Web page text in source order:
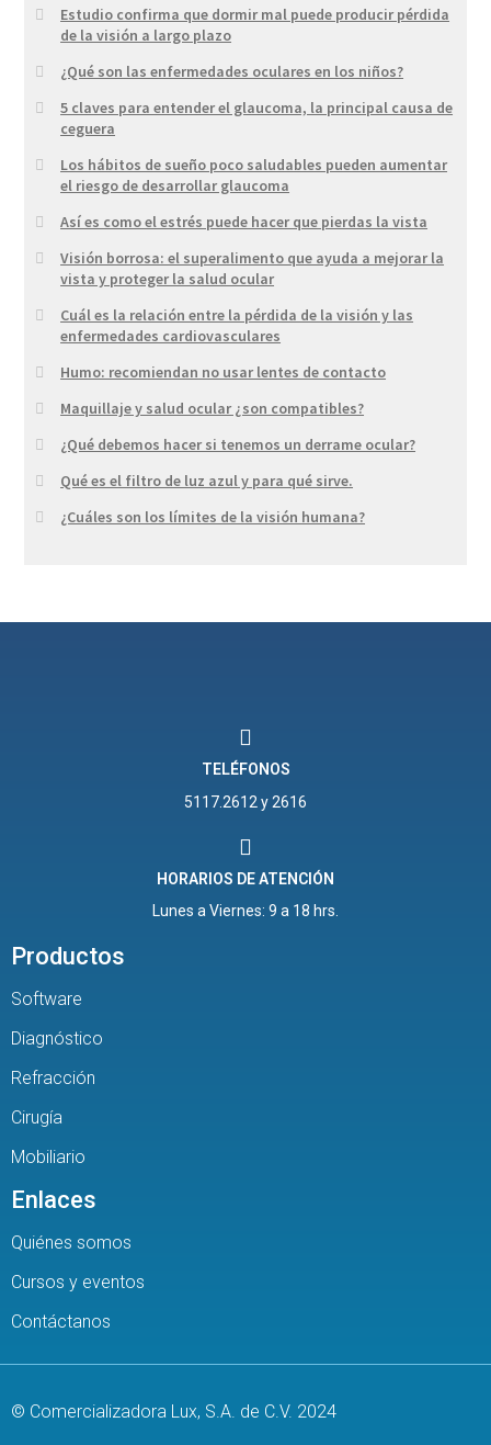
Estudio confirma que dormir mal puede producir pérdida
de la visión a largo plazo
¿Qué son las enfermedades oculares en los niños?
5 claves para entender el glaucoma, la principal causa de
ceguera
Los hábitos de sueño poco saludables pueden aumentar
el riesgo de desarrollar glaucoma
Así es como el estrés puede hacer que pierdas la vista
Visión borrosa: el superalimento que ayuda a mejorar la
vista y proteger la salud ocular
Cuál es la relación entre la pérdida de la visión y las
enfermedades cardiovasculares
Humo: recomiendan no usar lentes de contacto
Maquillaje y salud ocular ¿son compatibles?
¿Qué debemos hacer si tenemos un derrame ocular?
Qué es el filtro de luz azul y para qué sirve.
¿Cuáles son los límites de la visión humana?
TELÉFONOS
5117.2612 y 2616
HORARIOS DE ATENCIÓN
Lunes a Viernes: 9 a 18 hrs.
Productos
Software
Diagnóstico
Refracción
Cirugía
Mobiliario
Enlaces
Quiénes somos
Cursos y eventos
Contáctanos
© Comercializadora Lux, S.A. de C.V. 2024